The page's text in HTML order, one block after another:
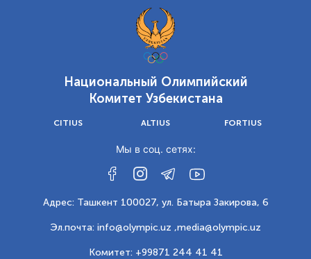
Национальный Олимпийский
Комитет Узбекистана
CITIUS ALTIUS FORTIUS
Мы в соц. сетях:
Адрес: Ташкент 100027, ул. Батыра Закирова, 6
Эл.почта: info@olympic.uz ,media@olympic.uz
Комитет: +99871 244 41 41